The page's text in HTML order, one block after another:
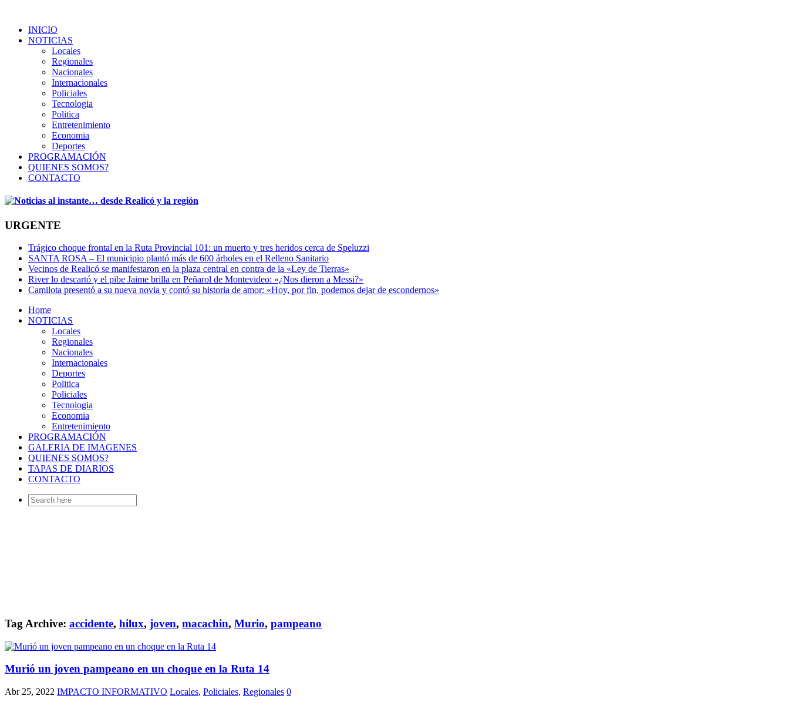
INICIO
NOTICIAS
Locales
Regionales
Nacionales
Internacionales
Policiales
Tecnologia
Politica
Entretenimiento
Economia
Deportes
PROGRAMACIÓN
QUIENES SOMOS?
CONTACTO
URGENTE
Trágico choque frontal en la Ruta Provincial 101: un muerto y tres heridos cerca de Speluzzi
SANTA ROSA – El municipio plantó más de 600 árboles en el Relleno Sanitario
Vecinos de Realicó se manifestaron en la plaza central en contra de la «Ley de Tierras»
River lo descartó y el pibe Jaime brilla en Peñarol de Montevideo: «¿Nos dieron a Messi?»
Camilota presentó a su nueva novia y contó su historia de amor: «Hoy, por fin, podemos dejar de escondernos»
Home
NOTICIAS
Locales
Regionales
Nacionales
Internacionales
Deportes
Politica
Policiales
Tecnologia
Economia
Entretenimiento
PROGRAMACIÓN
GALERIA DE IMAGENES
QUIENES SOMOS?
TAPAS DE DIARIOS
CONTACTO
Search
for:
Tag Archive: accidente, hilux, joven, macachin, Murio, pampeano
Murió un joven pampeano en un choque en la Ruta 14
Abr 25, 2022 IMPACTO INFORMATIVO Locales, Policiales, Regionales 0